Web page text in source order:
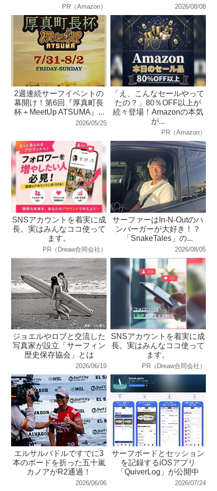
PR（Amazon） 2026/08/08
2週連続サーフイベントの
幕開け！第6回『厚真町⻑
杯＋MeetUp ATSUMA』...
2026/05/25
「え、こんなセールやって
たの？」80％OFF以上が
続々登場！Amazonの本気
が...
PR（Amazon）
SNSアカウントを着実に成
長。実はみんなココ使って
ます。
PR（Dreaw合同会社）
サーファーはIn-N-Outのハ
ンバーガーが大好き！？
「SnakeTales」の...
2026/08/05
ジョエルやロブと交流した
写真家が設立「サーフィン
歴史保存協会」とは
2026/06/19
SNSアカウントを着実に成
長。実はみんなココ使って
ます。
PR（Dreaw合同会社）
エルサルバドルですでに3
本のボードを折った五十嵐
カノアがR2通過！
2026/06/06
サーフボードとセッション
を記録するiOSアプリ
「QuiverLog」が公開中
2026/07/24